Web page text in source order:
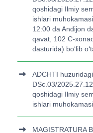
qoshidagi Ilmiy
ishlari
12:00 da Andijon
qavat, 102 C-
dasturida) bo‘lib
ADCHTI
DSc.03/
qoshidagi Ilmiy
ishlari muhokamasi
MAGISTRATURA